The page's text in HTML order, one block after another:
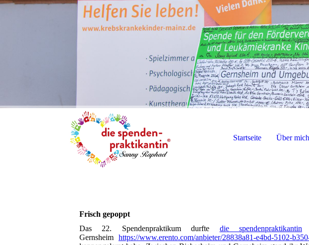
Startseite Über mich
Frisch gepoppt
Das 22. Spendenpraktikum durfte die spendenpraktikantin
Gernsheim https://www.erento.com/anbieter/28838a81-e4bd-5102-